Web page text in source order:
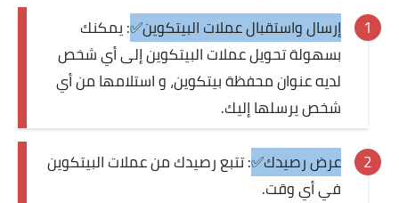
إرسال واستقبال عملات البيتكوين✅: يمكنك
بسهولة تحويل عملات البيتكوين إلى أي شخص
لديه عنوان محفظة بيتكوين، و استلامها من أي
شخص يرسلها إليك.
عرض رصيدك✅: تتبع رصيدك من عملات البيتكوين
في أي وقت.